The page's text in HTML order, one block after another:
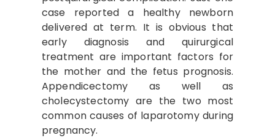
case reported a healthy newborn
delivered at term. It is obvious that
early diagnosis and quirurgical
treatment are important factors for
the mother and the fetus prognosis.
Appendicectomy as well as
cholecystectomy are the two most
common causes of laparotomy during
pregnancy.